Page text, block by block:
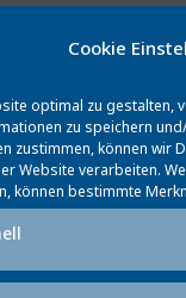
Cookie
optimal zu gestalten,
zu speichern
zustimmen, können wir
Website verarbeiten.
können bestimmte
Alle
Beste